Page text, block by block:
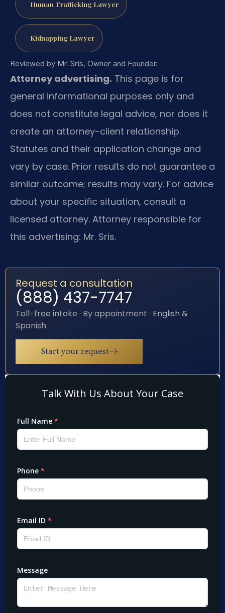
Human Trafficking Lawyer
Kidnapping Lawyer
Reviewed by Mr. Sris, Owner and Founder.
Attorney advertising. This page is for
general informational purposes only and
does not constitute legal advice, nor does it
create an attorney-client relationship.
Statutes and their application change and
vary by case. Prior results do not guarantee a
similar outcome; results may vary. For advice
about your specific situation, consult a
licensed attorney. Attorney responsible for
this advertising: Mr. Sris.
Request a consultation
(888) 437-7747
Toll-free intake · By appointment · English &
Spanish
Start your request